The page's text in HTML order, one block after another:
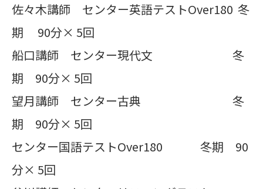
佐々木講師 センター英語テストOver180 冬
期 90分× 5回
船口講師 センター現代文 冬
期 90分× 5回
望月講師 センター古典 冬
期 90分× 5回
センター国語テストOver180 冬期 90
分× 5回